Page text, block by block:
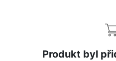
Produkt byl